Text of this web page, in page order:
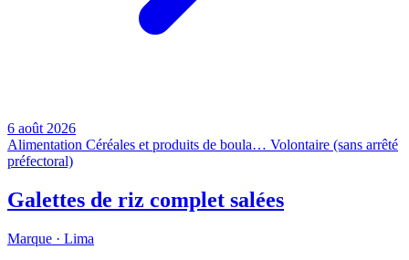
6 août 2026
Alimentation Céréales et produits de boula… Volontaire (sans arrêté
préfectoral)
Galettes de riz complet salées
Marque · Lima